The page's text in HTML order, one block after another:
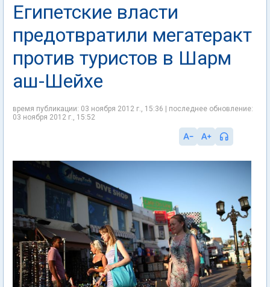
Египетские власти
предотвратили мегатеракт
против туристов в Шарм
аш-Шейхе
время публикации: 03 ноября 2012 г., 15:36 | последнее обновление:
03 ноября 2012 г., 15:52